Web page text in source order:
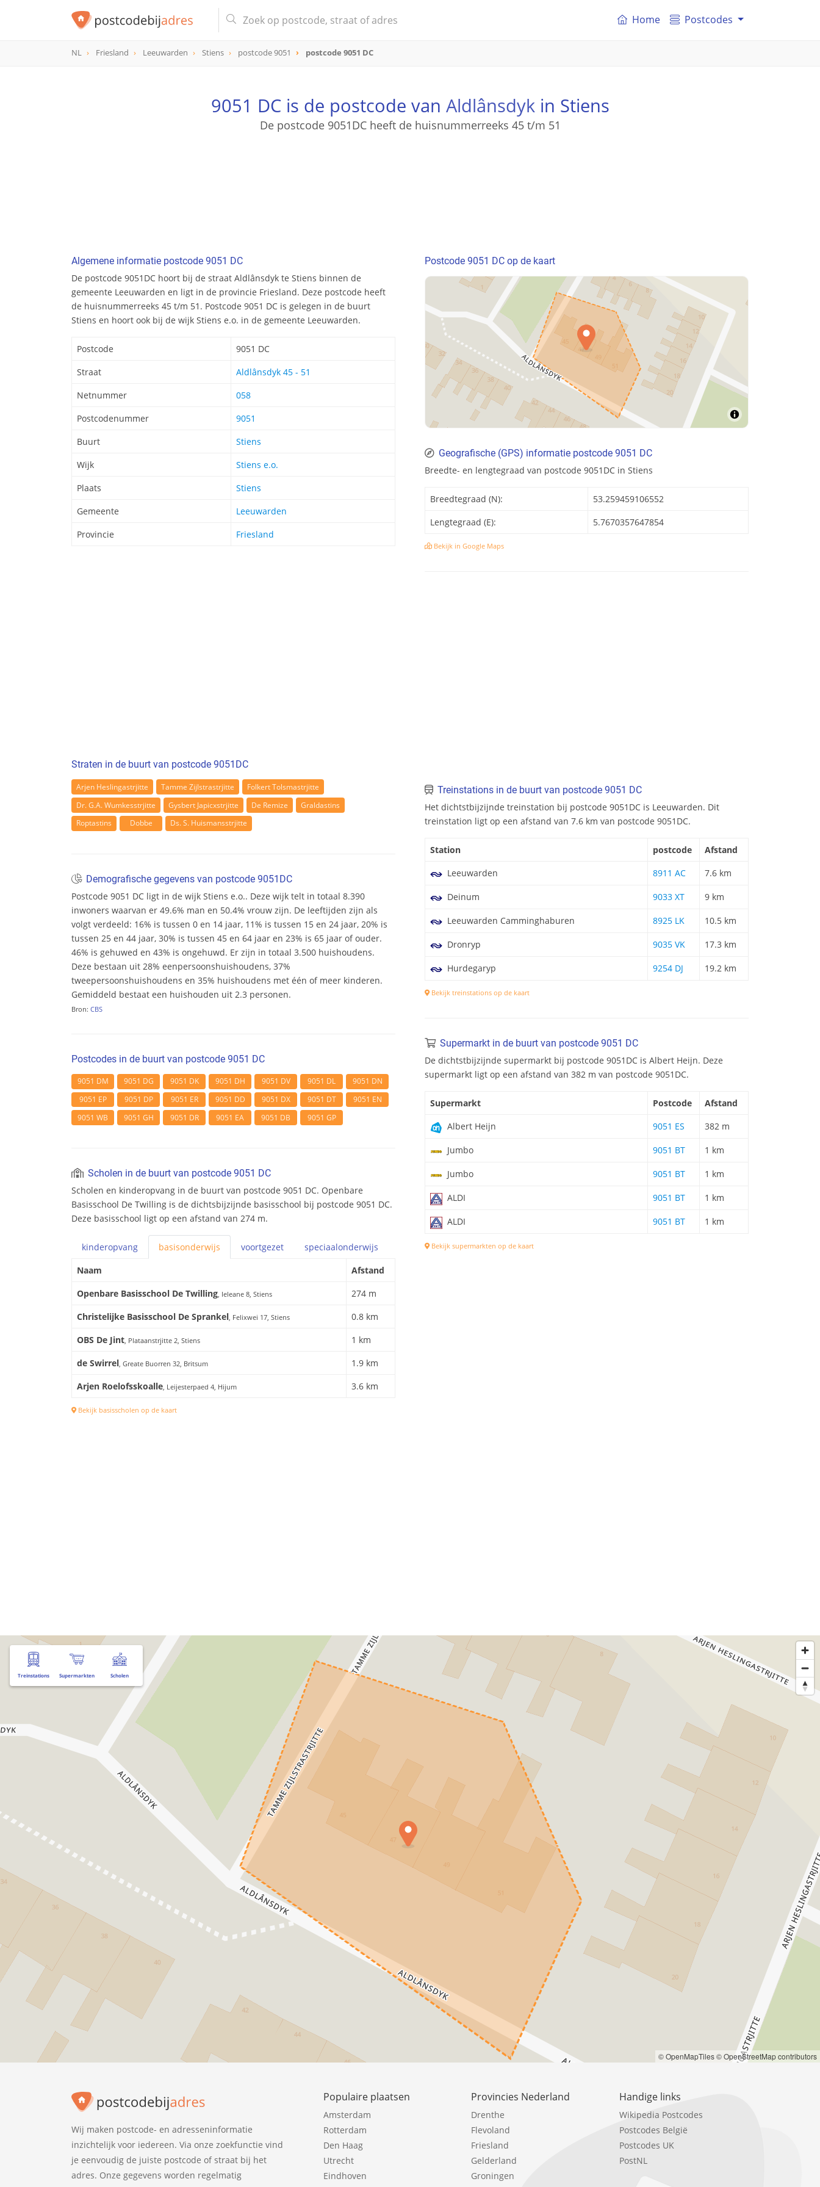
Home Postcodes
NL Friesland Leeuwarden Stiens postcode 9051 postcode 9051 DC
9051 DC is de postcode van Aldlânsdykin Stiens
De postcode 9051DC heeft de huisnummerreeks 45 t/m 51
Algemene informatie postcode 9051 DC
De postcode 9051DC hoort bij de straat Aldlânsdyk te Stiens binnen de
gemeente Leeuwarden en ligt in de provincie Friesland. Deze postcode heeft
de huisnummerreeks 45 t/m 51. Postcode 9051 DC is gelegen in de buurt
Stiens en hoort ook bij de wijk Stiens e.o. in de gemeente Leeuwarden.
Postcode
9051 DC
Straat
Aldlânsdyk 45 - 51
Netnummer
058
Postcodenummer
9051
Buurt
Stiens
Wijk
Stiens e.o.
Plaats
Stiens
Gemeente
Leeuwarden
Provincie
Friesland
Straten in de buurt van postcode 9051DC
Arjen Heslingastrjitte Tamme Zijlstrastrjitte
Folkert Tolsmastrjitte
Dr. G.A. Wumkesstrjitte
Gysbert Japicxstrjitte De Remize
Graldastins
Roptastins
Dobbe Ds. S. Huismansstrjitte
Demografische gegevens van postcode 9051DC
Postcode 9051 DC ligt in de wijk Stiens e.o.. Deze wijk telt in totaal 8.390
inwoners waarvan er 49.6% man en 50.4% vrouw zijn. De leeftijden zijn als
volgt verdeeld: 16% is tussen 0 en 14 jaar, 11% is tussen 15 en 24 jaar, 20% is
tussen 25 en 44 jaar, 30% is tussen 45 en 64 jaar en 23% is 65 jaar of ouder.
46% is gehuwed en 43% is ongehuwd. Er zijn in totaal 3.500 huishoudens.
Deze bestaan uit 28% eenpersoonshuishoudens, 37%
tweepersoonshuishoudens en 35% huishoudens met één of meer kinderen.
Gemiddeld bestaat een huishouden uit 2.3 personen.
Bron: CBS
Postcodes in de buurt van postcode 9051 DC
9051 DM 9051 DG 9051 DK 9051 DH 9051 DV 9051 DL
9051 DN
9051 EP
9051 DP 9051 ER 9051 DD 9051 DX 9051 DT
9051 EN
9051 WB
9051 GH 9051 DR 9051 EA 9051 DB 9051 GP
Scholen in de buurt van postcode 9051 DC
Scholen en kinderopvang in de buurt van postcode 9051 DC. Openbare
Basisschool De Twilling is de dichtsbijzijnde basisschool bij postcode 9051 DC.
Deze basisschool ligt op een afstand van 274 m.
kinderopvang basisonderwijs voortgezet speciaalonderwijs
Naam
Afstand
Openbare Basisschool De Twilling, Ieleane 8, Stiens
274 m
Christelijke Basisschool De Sprankel, Felixwei 17, Stiens
0.8 km
OBS De Jint, Plataanstrjitte 2, Stiens
1 km
de Swirrel, Greate Buorren 32, Britsum
1.9 km
Arjen Roelofsskoalle, Leijesterpaed 4, Hijum 3.6 km
Bekijk basisscholen op de kaart
Postcode 9051 DC op de kaart
Geografische (GPS) informatie postcode 9051 DC
Breedte- en lengtegraad van postcode 9051DC in Stiens
Breedtegraad (N):
53.259459106552
Lengtegraad (E):
5.7670357647854
Bekijk in Google Maps
Treinstations in de buurt van postcode 9051 DC
Het dichtstbijzijnde treinstation bij postcode 9051DC is Leeuwarden. Dit
treinstation ligt op een afstand van 7.6 km van postcode 9051DC.
Station postcode
Afstand
Leeuwarden
8911 AC 7.6 km
Deinum 9033 XT 9 km
Leeuwarden Camminghaburen 8925 LK 10.5 km
Dronryp 9035 VK 17.3 km
Hurdegaryp 9254 DJ 19.2 km
Bekijk treinstations op de kaart
Supermarkt in de buurt van postcode 9051 DC
De dichtstbijzijnde supermarkt bij postcode 9051DC is Albert Heijn. Deze
supermarkt ligt op een afstand van 382 m van postcode 9051DC.
Supermarkt Postcode
Afstand
Albert Heijn
9051 ES 382 m
Jumbo 9051 BT 1 km
Jumbo 9051 BT 1 km
ALDI 9051 BT 1 km
ALDI 9051 BT 1 km
Bekijk supermarkten op de kaart
Treinstations Supermarkten Scholen
© OpenMapTiles© OpenStreetMap contributors
Wij maken postcode- en adresseninformatie
inzichtelijk voor iedereen. Via onze zoekfunctie vind
je eenvoudig de juiste postcode of straat bij het
adres. Onze gegevens worden regelmatig
Populaire plaatsen
Amsterdam
Rotterdam
Den Haag
Utrecht
Eindhoven
Provincies Nederland
Drenthe
Flevoland
Friesland
Gelderland
Groningen
Handige links
Wikipedia Postcodes
Postcodes België
Postcodes UK
PostNL